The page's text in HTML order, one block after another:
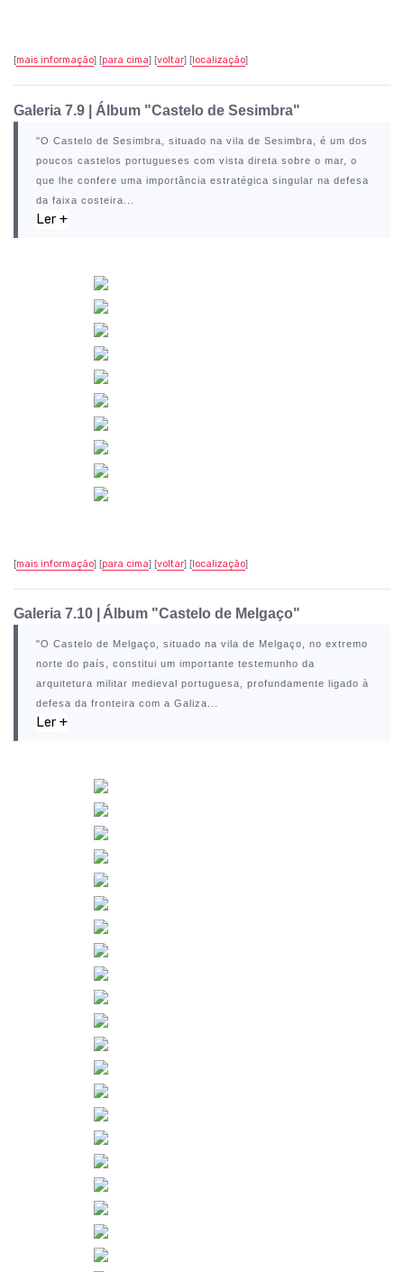
[mais informação] [para cima] [voltar] [localização]
Galeria 7.9 Álbum "Castelo de Sesimbra"
"O Castelo de Sesimbra , situado na vila de Sesimbra , é um dos
poucos castelos portugueses com vista direta sobre o mar, o
que lhe confere uma importância estratégica singular na defesa
da faixa costeira...
Ler +
[mais informação] [para cima] [voltar] [localização]
Galeria 7.10 | Álbum "Castelo de Melgaço"
"O Castelo de Melgaço , situado na vila de Melgaço , no extremo
norte do país, constitui um importante testemunho da
arquitetura militar medieval portuguesa, profundamente ligado à
defesa da fronteira com a Galiza...
Ler +